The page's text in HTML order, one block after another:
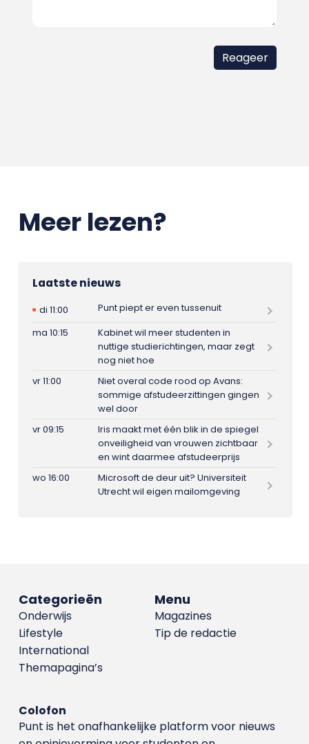
Meer lezen?
Laatste nieuws
di 11:00
Punt piept er even tussenuit
ma 10:15
Kabinet wil meer studenten in
nuttige studierichtingen, maar zegt
nog niet hoe
vr 11:00
Niet overal code rood op Avans:
sommige afstudeerzittingen gingen
wel door
vr 09:15
Iris maakt met één blik in de spiegel
onveiligheid van vrouwen zichtbaar
en wint daarmee afstudeerprijs
wo 16:00
Microsoft de deur uit? Universiteit
Utrecht wil eigen mailomgeving
Menu
Magazines
Tip de redactie
Categorieën
Onderwijs
Lifestyle
International
Themapagina’s
Colofon
Punt is het onafhankelijke platform voor nieuws